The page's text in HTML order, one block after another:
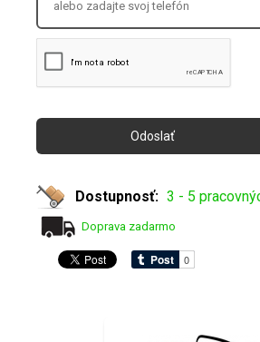
Dostupnosť: 3 - 5
Doprava zadarmo